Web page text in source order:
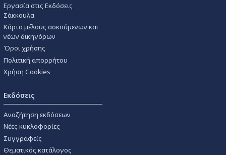
Εργασία στις Εκδόσεις
Σάκκουλα
Κάρτα μέλους ασκούμενων και
νέων δικηγόρων
Όροι χρήσης
Πολιτική απορρήτου
Χρήση Cookies
Εκδόσεις
Αναζήτηση εκδόσεων
Νέες κυκλοφορίες
Συγγραφείς
Θεματικός κατάλογος